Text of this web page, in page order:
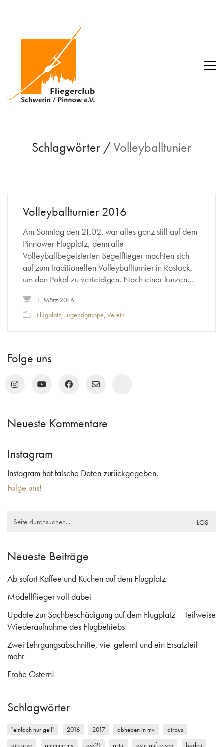
Schlagwörter /Volleyballtunier
Volleyballturnier 2016
Am Sonntag den 21.02. war alles ganz still auf dem
Pinnower Flugplatz, denn alle
Volleyballbegeisterten Segelflieger machten sich
auf zum traditionellen Volleyballturnier in Rostock,
um den Pokal zu verteidigen. Nach einer kurzen…
1. März 2016
Flugplatz,Jugendgruppe, Verein
Folge uns
Neueste Kommentare
Instagram
Instagram hat falsche Daten zurückgegeben.
Folge uns!
Search
Neueste Beiträge
Ab sofort Kaffee und Kuchen auf dem Flugplatz
Modellflieger voll dabei
Update zur Sachbeschädigung auf dem Flugplatz – Teilweise
Wiederaufnahme des Flugbetriebs
Zwei Lehrgangsabschnitte, viel gelernt und ein Ersatzteil
mehr
Frohe Ostern!
Schlagwörter
"einfach nur geil" 2016 2017 abheben in mv
airbus
aircurve
antenne mv ask21 astir astir auf reisen
baden